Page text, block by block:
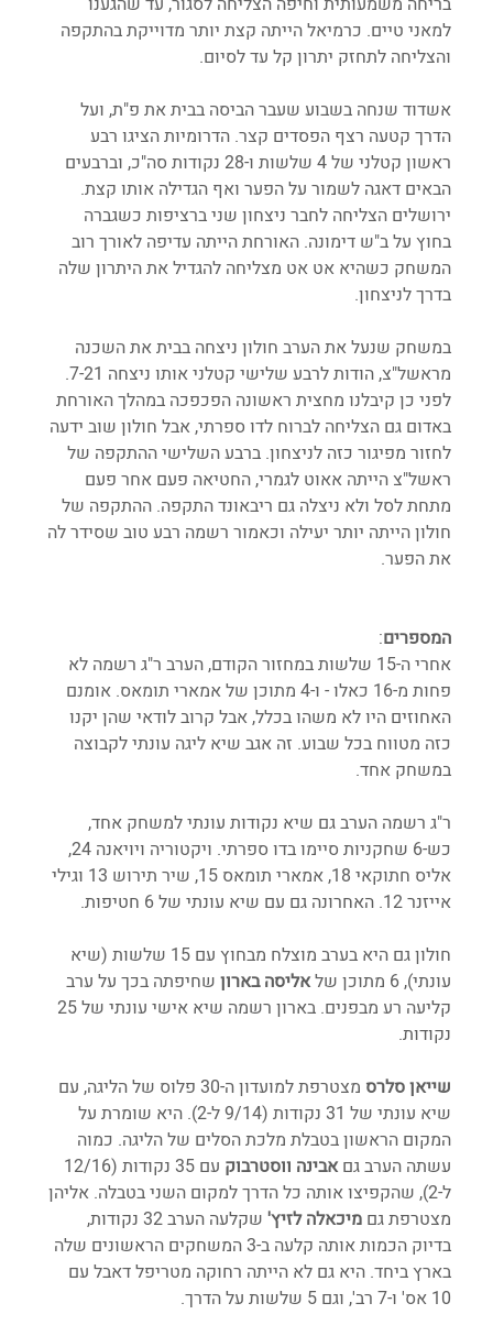
למאני טיים. כרמיאל הייתה קצת יותר מדוייקת בהתקפה
והצליחה לתחזק יתרון קל עד לסיום.
אשדוד שנחה בשבוע שעבר הביסה בבית את פ"ת, ועל
הדרך קטעה רצף הפסדים קצר. הדרומיות הציגו רבע
ראשון קטלני של 4 שלשות ו-28 נקודות סה"כ, וברבעים
הבאים דאגה לשמור על הפער ואף הגדילה אותו קצת.
ירושלים הצליחה לחבר ניצחון שני ברציפות כשגברה
בחוץ על ב"ש דימונה. האורחת הייתה עדיפה לאורך רוב
המשחק כשהיא אט אט מצליחה להגדיל את היתרון שלה
בדרך לניצחון.
במשחק שנעל את הערב חולון ניצחה בבית את השכנה
מראשל"צ, הודות לרבע שלישי קטלני אותו ניצחה 7-21.
לפני כן קיבלנו מחצית ראשונה הפכפכה במהלך האורחת
באדום גם הצליחה לברוח לדו ספרתי, אבל חולון שוב ידעה
לחזור מפיגור כזה לניצחון. ברבע השלישי ההתקפה של
ראשל"צ הייתה אאוט לגמרי, החטיאה פעם אחר פעם
מתחת לסל ולא ניצלה גם ריבאונד התקפה. ההתקפה של
חולון הייתה יותר יעילה וכאמור רשמה רבע טוב שסידר לה
את הפער.
המספרים:
אחרי ה-15 שלשות במחזור הקודם, הערב ר"ג רשמה לא
פחות מ-16 כאלו - ו-4 מתוכן של אמארי תומאס. אומנם
האחוזים היו לא משהו בכלל, אבל קרוב לודאי שהן יקנו
כזה מטווח בכל שבוע. זה אגב שיא ליגה עונתי לקבוצה
במשחק אחד.
ר"ג רשמה הערב גם שיא נקודות עונתי למשחק אחד,
כש-6 שחקניות סיימו בדו ספרתי. ויקטוריה ויויאנה 24,
אליס חתוקאי 18, אמארי תומאס 15, שיר תירוש 13 וגילי
אייזנר 12. האחרונה גם עם שיא עונתי של 6 חטיפות.
חולון גם היא בערב מוצלח מבחוץ עם 15 שלשות (שיא
עונתי), 6 מתוכן של
אליסה בארון שחיפתה בכך על ערב
נקודות.
שייאן סלרס
מצטרפת למועדון ה-30 פלוס של הליגה, עם
שיא עונתי של 31 נקודות (9/14 ל-2). היא שומרת על
המקום הראשון בטבלת מלכת הסלים של הליגה. כמוה
עשתה הערב גם אבינה ווסטרבוק
ל-2), שהקפיצו אותה כל הדרך למקום השני בטבלה. אליהן
מצטרפת גם מיכאלה לזיץ'
שקלעה הערב 32 נקודות,
בדיוק הכמות אותה קלעה ב-3 המשחקים הראשונים שלה
בארץ ביחד. היא גם לא הייתה רחוקה מטריפל דאבל עם
10 אס' ו-7 רב', וגם 5 שלשות על הדרך.